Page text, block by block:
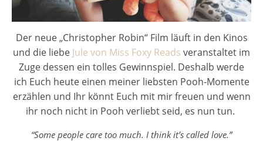
Der neue „Christopher Robin“ Film läuft in den Kinos
und die liebe Jule von Miss Foxy Reads veranstaltet im
Zuge dessen ein tolles Gewinnspiel. Deshalb werde
ich Euch heute einen meiner liebsten Pooh-Momente
erzählen und Ihr könnt Euch mit mir freuen und wenn
ihr noch nicht in Pooh verliebt seid, es nun tun.
“Some people care too much. I think it’s called love.”